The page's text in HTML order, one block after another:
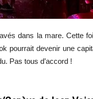
dans la mare. Cette
pourrait devenir une
Pas tous d’accord !